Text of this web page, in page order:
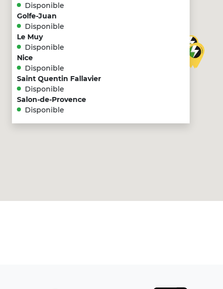
Disponible
Golfe-Juan
Disponible
Le Muy
Disponible
Nice
Disponible
Saint Quentin Fallavier
Disponible
Salon-de-Provence
Disponible